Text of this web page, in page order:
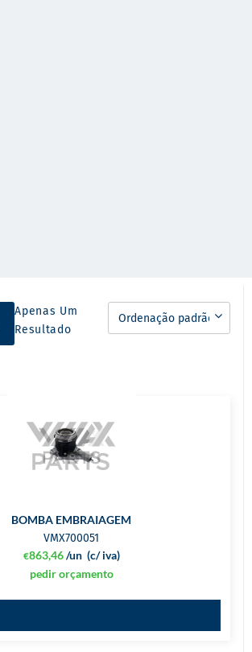
Apenas Um
Resultado
BOMBA EMBRAIAGEM
VMX700051
€863,46 (c/ iva)
/un
pedir orçamento